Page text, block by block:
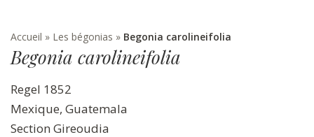
Accueil » Les bégonias » Begonia carolineifolia
Begonia carolineifolia
Regel 1852
Mexique, Guatemala
Section Gireoudia